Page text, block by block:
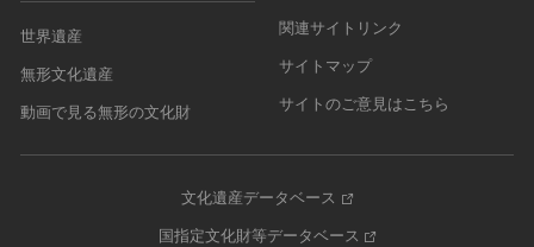
世界遺産
無形文化遺産
動画で見る無形の文化財
関連サイトリンク
サイトマップ
サイトのご意見はこちら
文化遺産データベース
国指定文化財等データベース